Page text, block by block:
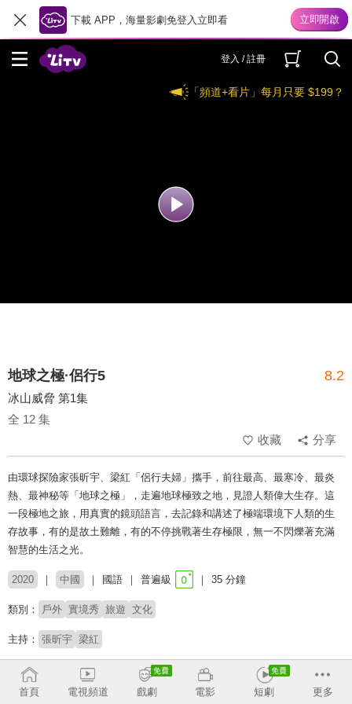
下載 APP，海量影劇免登入立即看
登入 / 註冊
「頻道+看片」每月只要 $199？
地球之極·侶行5 8.2
冰山威脅 第1集
全 12 集
收藏
分享
由環球探險家張昕宇、梁紅「侶行夫婦」攜手，前往最高、最寒冷、最炎
熱、最神秘等「地球之極」，走遍地球極致之地，見證人類偉大生存。這
一段極地之旅，用真實的鏡頭語言，去記錄和講述了極端環境下人類的生
存故事，有的是故土難離，有的不停挑戰著生存極限，無一不閃爍著充滿
智慧的生活之光。
2020 中國 國語 普遍級 35 分鐘
類別： 戶外 實境秀 旅遊 文化
主持： 張昕宇 梁紅
# 環遊世界 # 旅遊實境
首頁 電視頻道 戲劇 電影 短劇 更多